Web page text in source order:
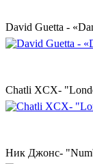
David Guetta -
Chatli XCX-
Ник Джонс-